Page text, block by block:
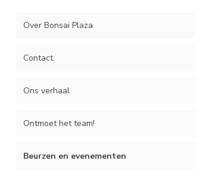
Over Bonsai Plaza
Contact
Ons verhaal
Ontmoet het team!
Beurzen en evenementen